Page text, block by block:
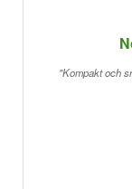
"Kompakt och